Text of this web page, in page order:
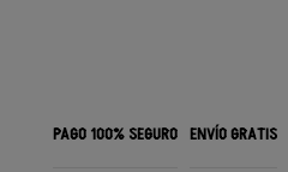
PAGO 100% SEGURO ENVÍO GRATIS